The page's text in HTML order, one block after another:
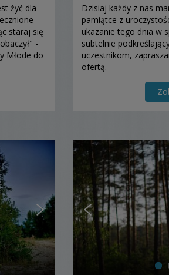
żyć dla
staraj się
-
Młode do
Dzisiaj każdy z nas
pamiątce z
ukazanie tego dnia w
subtelnie
uczestnikom,
ofertą.